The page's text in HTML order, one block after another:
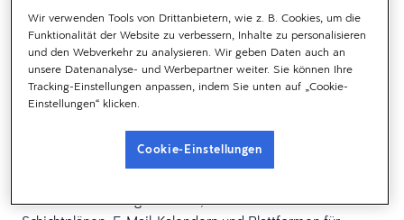
einen Fließbandarbeiter, der in der Produktionshalle Teile
zusammenschweißt — die Arbeitgeber-Arbeitnehmer-
Beziehung wird stark von den Werkzeugen geprägt, die
ersterer letzterem zur Verfügung stellt.
Stellen Sie sich vor, Sie gehen jeden Tag zur Arbeit und
wissen, dass Sie schon allein 15 Minuten brauchen werden,
um Ihren veralteten Desktop-Computer hochzufahren.
Wir verwenden Tools von Drittanbietern, wie z. B. Cookies, um die
Funktionalität der Website zu verbessern, Inhalte zu personalisieren
und den Webverkehr zu analysieren. Wir geben Daten auch an
unsere Datenanalyse- und Werbepartner weiter. Sie können Ihre
Tracking-Einstellungen anpassen, indem Sie unten auf „Cookie-
Einstellungen“ klicken.
Cookie-Einstellungen